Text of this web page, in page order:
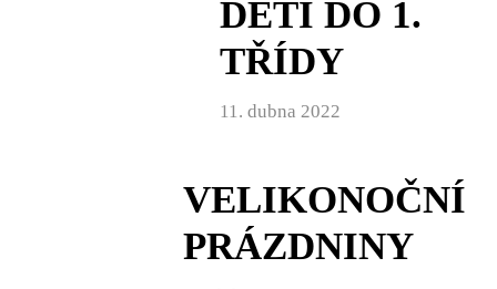
DĚTÍ DO 1.
TŘÍDY
11. dubna 2022
VELIKONOČNÍ
PRÁZDNINY